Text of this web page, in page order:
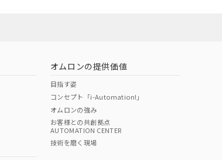
オムロンの提供価値
目指す姿
コンセプト「i-Automation!」
オムロンの強み
お客様との共創拠点
AUTOMATION CENTER
技術を磨く現場